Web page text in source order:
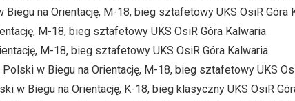
na Orientację, M-18, bieg sztafetowy UKS OsiR Góra
M-18, bieg sztafetowy UKS OsiR Góra Kalwaria
M-18, bieg sztafetowy UKS OsiR Góra Kalwaria
w Biegu na Orientację, M-18, bieg sztafetowy UKS
Biegu na Orientację, K-18, bieg klasyczny UKS OsiR